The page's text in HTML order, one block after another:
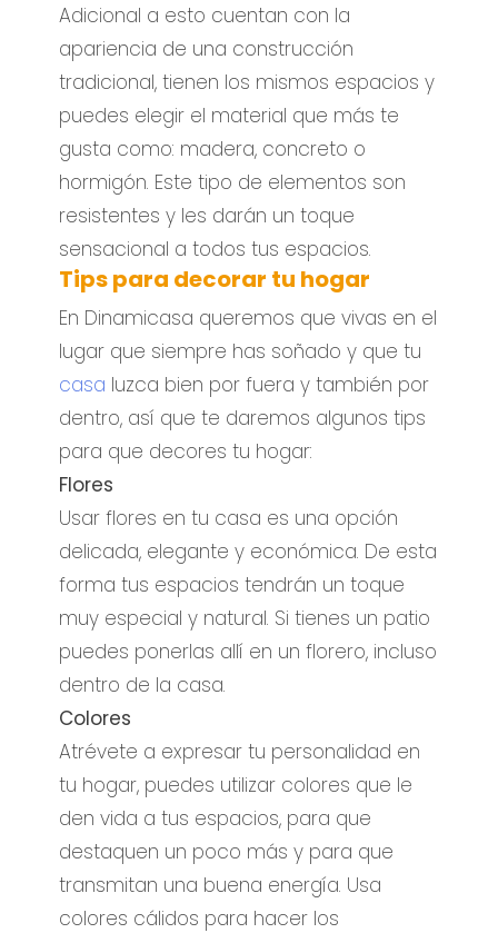
Adicional a esto cuentan con la
apariencia de una construcción
tradicional, tienen los mismos espacios y
puedes elegir el material que más te
gusta como: madera, concreto o
hormigón. Este tipo de elementos son
resistentes y les darán un toque
sensacional a todos tus espacios.
Tips para decorar tu hogar
En Dinamicasa queremos que vivas en el
lugar que siempre has soñado y que tu
casa luzca bien por fuera y también por
dentro, así que te daremos algunos tips
para que decores tu hogar:
Flores
Usar flores en tu casa es una opción
delicada, elegante y económica. De esta
forma tus espacios tendrán un toque
muy especial y natural. Si tienes un patio
puedes ponerlas allí en un florero, incluso
dentro de la casa.
Colores
Atrévete a expresar tu personalidad en
tu hogar, puedes utilizar colores que le
den vida a tus espacios, para que
destaquen un poco más y para que
transmitan una buena energía. Usa
colores cálidos para hacer los